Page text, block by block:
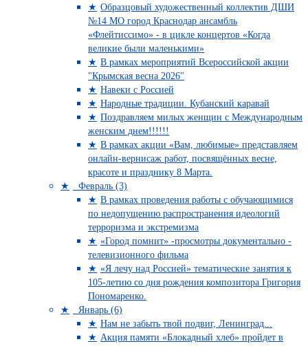
Образцовый художественный коллектив ДШИ
№14 МО город Краснодар ансамбль
«Флейтиссимо» - в цикле концертов «Когда
великие были маленькими»
В рамках мероприятий Всероссийской акции
"Крымская весна 2026"
Навеки с Россией
Народные традиции. Кубанский каравай
Поздравляем милых женщин с Международным
женским днем!!!!!!
В рамках акции «Вам, любимые» представляем
онлайн-вернисаж работ, посвящённых весне,
красоте и празднику 8 Марта.
Февраль (3)
В рамках проведения работы с обучающимися
по недопущению распространения идеологий
терроризма и экстремизма
«Город помнит» -просмотры документально -
телевизионного фильма
«Я лечу над Россией» тематические занятия к
105-летию со дня рождения композитора Григория
Пономаренко.
Январь (6)
Нам не забыть твой подвиг, Ленинград...
Акция памяти «Блокадный хлеб» пройдет в